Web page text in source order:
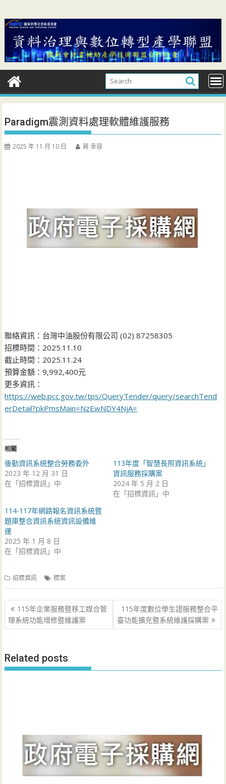
to
content
Paradigm震測資料處理軟體維護服務
2025 年 11 月 10 日 蔣 幸容
聯絡資訊：台灣中油股份有限公司 (02) 87258305
招標時間：2025.11.10
截止時間：2025.11.24
預算金額：9,992,400元
更多資訊：
https://web.pcc.gov.tw/tps/QueryTender/query/searchTend
erDetail?pkPmsMain=NzEwNDY4NjA=
相關
後勤資訊系統整合勞務委外
2023 年 12 月 31 日
在「招標資訊」中
113年度「智慧長照資訊系統」
資訊服務採購案
2024 年 5 月 2 日
在「招標資訊」中
114-117年網路報名資訊系統暨
題庫整合資訊系統資訊設備維
運
2025 年 1 月 8 日
在「招標資訊」中
招標資訊 標案
文
章
導
115年企業服務暨移工媒合管
理系統功能增修暨維護案
115年度數位學生證服務整合平
臺功能擴充暨系統維護採購案
Related posts